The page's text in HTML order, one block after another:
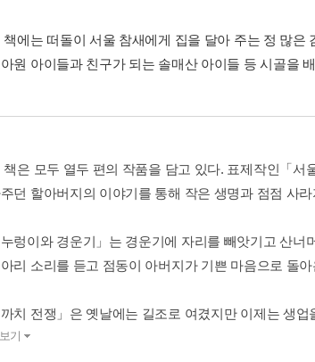
책에는 떠돌이 서울 참새에게 집을 달아 주는 정 많
원 아이들과 친구가 되는 솔매산 아이들 등 시골을
책은 모두 열두 편의 작품을 담고 있다. 표제작인「
던 할아버지의 이야기를 통해 작은 생명과 점점 사
누렁이와 경운기」는 경운기에 자리를 빼앗기고 산
리 소리를 듣고 점동이 아버지가 기쁜 마음으로 돌
까치 전쟁」은 옛날에는 길조로 여겼지만 이제는 생
기